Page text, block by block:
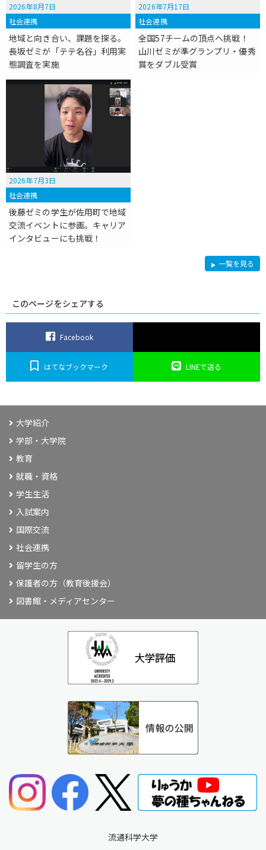
2026年8月7日
社会連携
地域と向き合い、課題を探る。
長坂ゼミが「テテ名谷」利用実
態調査を実施
2026年7月17日
社会連携
全国57チームの頂点へ挑戦！
山川ゼミが準グランプリ・優秀
賞をダブル受賞
2026年7月3日
社会連携
後藤ゼミの学生が佐用町で地域
交流イベントに参画。キャリア
インタビューにも挑戦！
地
域
一覧を見る
このページをシェアする
Facebook
はてなブックマーク LINEで送る
大学紹介
学部・大学院
教育
就職・資格
学生生活
入試案内
国際交流
社会連携
留学生の方
保護者の方（教育後援会）
図書館・メディアセンター
流通科学大学